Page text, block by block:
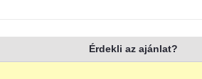
Érdekli az ajánlat?